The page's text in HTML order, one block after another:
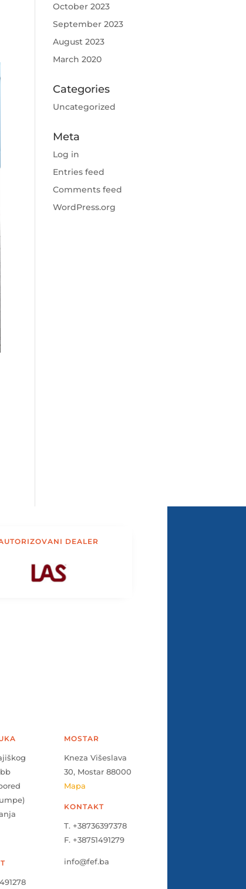
October 2023
September 2023
August 2023
March 2020
Categories
Uncategorized
Meta
Log in
Entries feed
Comments feed
WordPress.org
DEALER
MOSTAR
Kneza Višeslava
30, Mostar 88000
Mapa
KONTAKT
T. +38736397378
F. +38751491279
info@fef.ba